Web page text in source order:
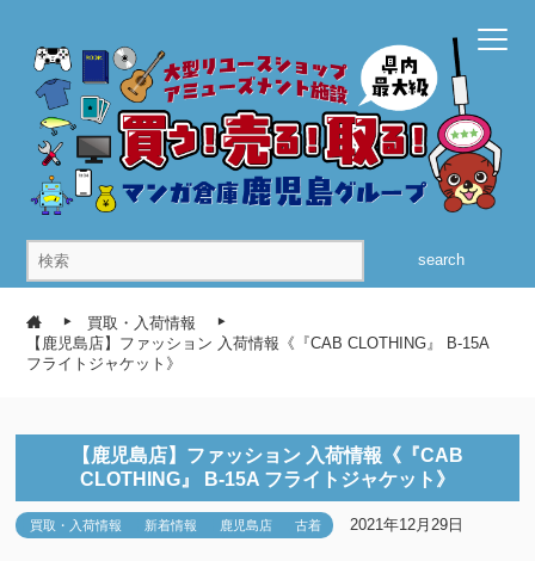
search
買取・入荷情報
【鹿児島店】ファッション 入荷情報《『CAB CLOTHING』 B-15A
フライトジャケット》
【鹿児島店】ファッション 入荷情報《『CAB
CLOTHING』 B-15A フライトジャケット》
買取・入荷情報 新着情報 鹿児島店 古着 2021年12月29日